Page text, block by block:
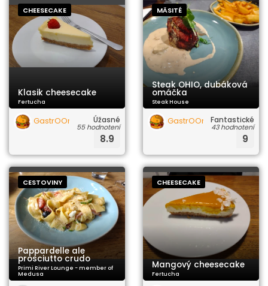
CHEESECAKE
Klasik cheesecake
Fertucha
GastrOOrgazmusÚžasné
55 hodnotení
8.9
MÄSITÉ
Steak OHIO, dubáková
omáčka
Steak House
GastrOOrgazmus
Fantastické
43 hodnotení
9
CESTOVINY
Pappardelle ale
prosciutto crudo
Primi River Lounge - member of
Medusa
CHEESECAKE
Mangový cheesecake
Fertucha